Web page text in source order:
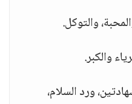
والكبر.
ورد السلام،